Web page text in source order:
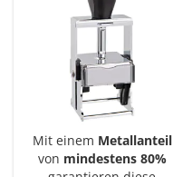
Mit einem Metallanteil
von mindestens 80%